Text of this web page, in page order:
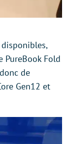
PureBook Fold
de
Gen12 et